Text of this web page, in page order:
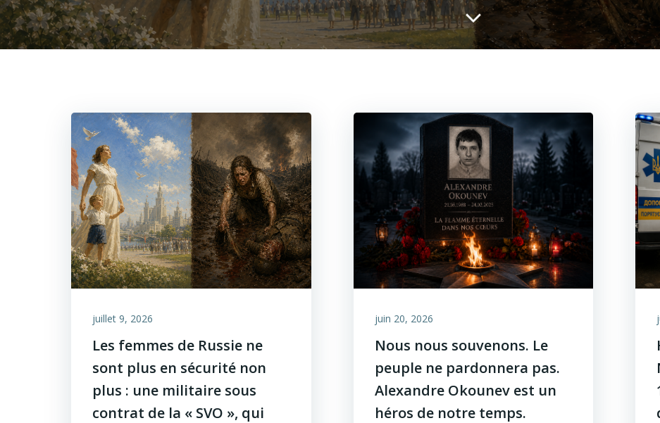
juillet 9, 2026
Les femmes de Russie ne
sont plus en sécurité non
plus : une militaire sous
contrat de la « SVO », qui
juin 20, 2026
Nous nous souvenons. Le
peuple ne pardonnera pas.
Alexandre Okounev est un
héros de notre temps.